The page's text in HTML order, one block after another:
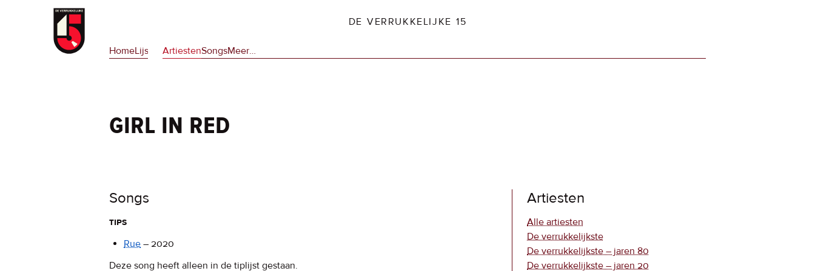
Overslaan
naar
DE VERRUKKELIJKE 15
Hoofdnavigatie
HomeLijsten ArtiestenSongsMeerop
…
girl in red
Songs
tips
Rue – 2020
Deze song heeft alleen in de tiplijst gestaan.
Artiesten
Alle artiesten
De verrukkelijkste
De verrukkelijkste – jaren 80
De verrukkelijkste – jaren 20